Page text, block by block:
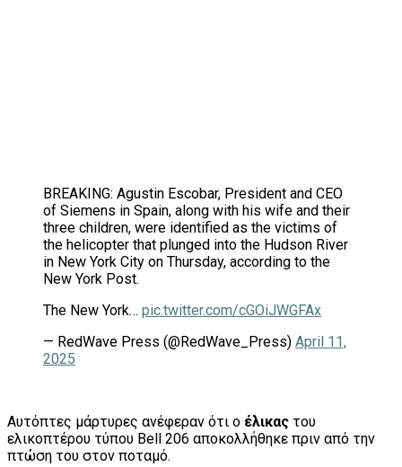
BREAKING: Agustin Escobar, President and CEO
of Siemens in Spain, along with his wife and their
three children, were identified as the victims of
the helicopter that plunged into the Hudson River
in New York City on Thursday, according to the
New York Post.
The New York… pic.twitter.com/cGOiJWGFAx
— RedWave Press (@RedWave_Press) April 11,
2025
Αυτόπτες μάρτυρες ανέφεραν ότι ο έλικας του
ελικοπτέρου τύπου Bell 206 αποκολλήθηκε πριν από την
πτώση του στον ποταμό.